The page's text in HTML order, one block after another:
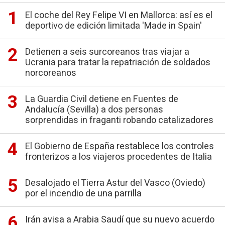
El coche del Rey Felipe VI en Mallorca: así es el
deportivo de edición limitada 'Made in Spain'
Detienen a seis surcoreanos tras viajar a
Ucrania para tratar la repatriación de soldados
norcoreanos
La Guardia Civil detiene en Fuentes de
Andalucía (Sevilla) a dos personas
sorprendidas in fraganti robando catalizadores
El Gobierno de España restablece los controles
fronterizos a los viajeros procedentes de Italia
Desalojado el Tierra Astur del Vasco (Oviedo)
por el incendio de una parrilla
Irán avisa a Arabia Saudí que su nuevo acuerdo